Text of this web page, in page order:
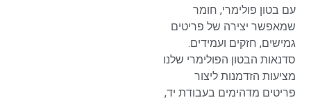
עם בטון פולימרי, חומר
שמאפשר יצירה של פריטים
גמישים, חזקים ועמידים.
סדנאות הבטון הפולימרי שלנו
מציעות הזדמנות ליצור
פריטים מדהימים בעבודת יד,